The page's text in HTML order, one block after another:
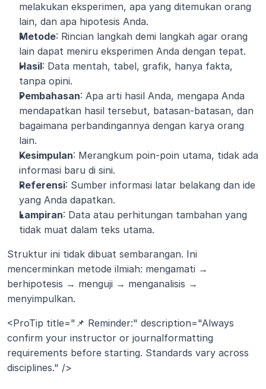
melakukan eksperimen, apa yang ditemukan orang
lain, dan apa hipotesis Anda.
Metode: Rincian langkah demi langkah agar orang
lain dapat meniru eksperimen Anda dengan tepat.
Hasil: Data mentah, tabel, grafik, hanya fakta,
tanpa opini.
Pembahasan: Apa arti hasil Anda, mengapa Anda
mendapatkan hasil tersebut, batasan-batasan, dan
bagaimana perbandingannya dengan karya orang
lain.
Kesimpulan: Merangkum poin-poin utama, tidak ada
informasi baru di sini.
Referensi: Sumber informasi latar belakang dan ide
yang Anda dapatkan.
Lampiran: Data atau perhitungan tambahan yang
tidak muat dalam teks utama.
Struktur ini tidak dibuat sembarangan. Ini
mencerminkan metode ilmiah: mengamati →
berhipotesis → menguji → menganalisis →
menyimpulkan.
<ProTip title="📌 Reminder:" description="Always
confirm your instructor or journalformatting
requirements before starting. Standards vary across
disciplines." />